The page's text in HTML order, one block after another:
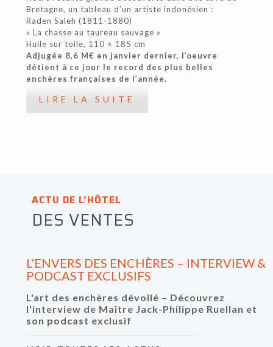
Bretagne, un tableau d’un artiste indonésien :
Raden Saleh (1811-1880)
« La chasse au taureau sauvage »
Huile sur toile, 110 × 185 cm
Adjugée 8,6 M€ en janvier dernier, l’oeuvre
détient à ce jour le record des plus belles
enchères françaises de l’année.
LIRE LA SUITE
ACTU DE L’HÔTEL
DES VENTES
L’ENVERS DES ENCHÈRES – INTERVIEW &
PODCAST EXCLUSIFS
L'art des enchères dévoilé – Découvrez
l'interview de Maître Jack-Philippe Ruellan et
son podcast exclusif